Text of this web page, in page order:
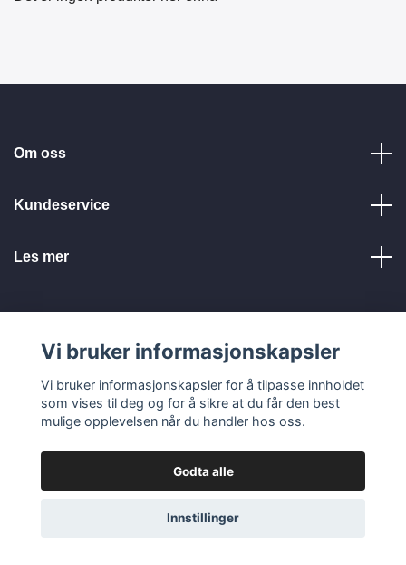
Om oss
Kundeservice
Les mer
© 2026 Tellbe AB
Vi bruker informasjonskapsler
Vi bruker informasjonskapsler for å tilpasse innholdet
som vises til deg og for å sikre at du får den best
mulige opplevelsen når du handler hos oss.
Godta alle
Innstillinger